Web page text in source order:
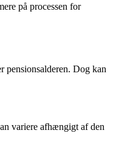
på processen for
pensionsalderen. Dog kan
variere afhængigt af den